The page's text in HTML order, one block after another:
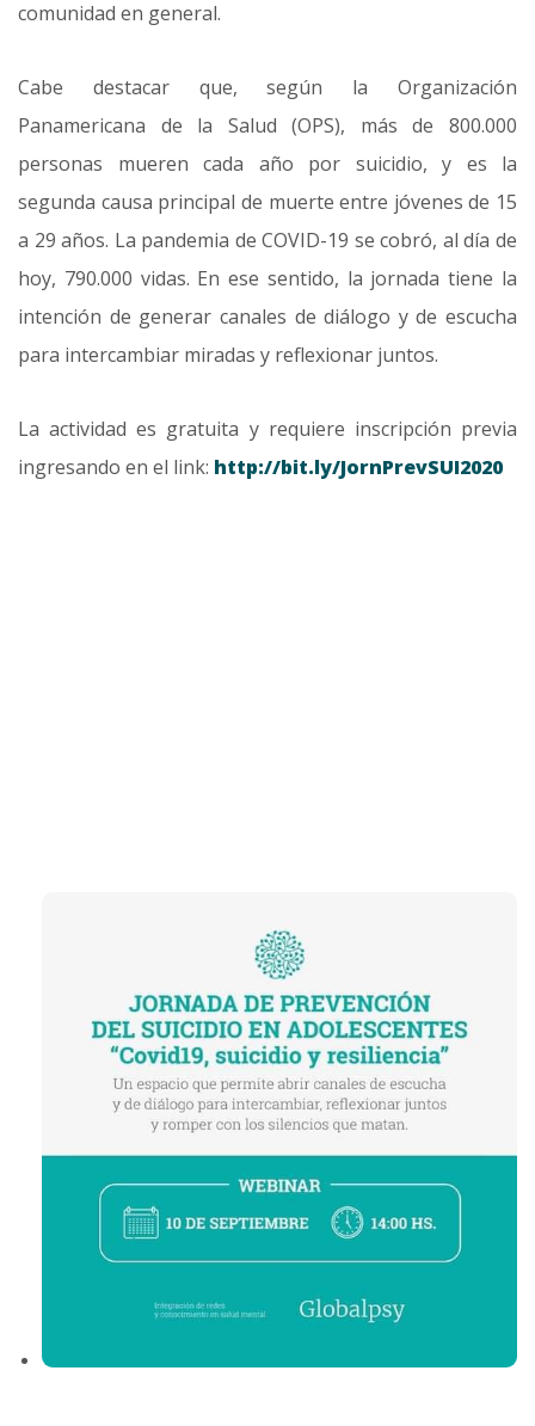
comunidad en general.
Cabe destacar que, según la Organización
Panamericana de la Salud (OPS), más de 800.000
personas mueren cada año por suicidio, y es la
segunda causa principal de muerte entre jóvenes de 15
a 29 años. La pandemia de COVID-19 se cobró, al día de
hoy, 790.000 vidas. En ese sentido, la jornada tiene la
intención de generar canales de diálogo y de escucha
para intercambiar miradas y reflexionar juntos.
La actividad es gratuita y requiere inscripción previa
ingresando en el link: http://bit.ly/JornPrevSUI2020